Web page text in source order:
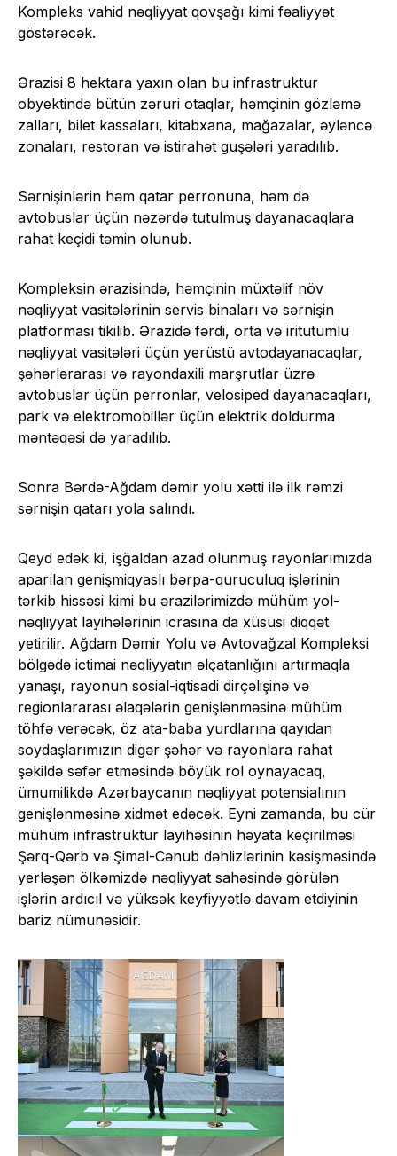
Kompleks vahid nəqliyyat qovşağı kimi fəaliyyət
göstərəcək.
Ərazisi 8 hektara yaxın olan bu infrastruktur
obyektində bütün zəruri otaqlar, həmçinin gözləmə
zalları, bilet kassaları, kitabxana, mağazalar, əyləncə
zonaları, restoran və istirahət guşələri yaradılıb.
Sərnişinlərin həm qatar perronuna, həm də
avtobuslar üçün nəzərdə tutulmuş dayanacaqlara
rahat keçidi təmin olunub.
Kompleksin ərazisində, həmçinin müxtəlif növ
nəqliyyat vasitələrinin servis binaları və sərnişin
platforması tikilib. Ərazidə fərdi, orta və iritutumlu
nəqliyyat vasitələri üçün yerüstü avtodayanacaqlar,
şəhərlərarası və rayondaxili marşrutlar üzrə
avtobuslar üçün perronlar, velosiped dayanacaqları,
park və elektromobillər üçün elektrik doldurma
məntəqəsi də yaradılıb.
Sonra Bərdə-Ağdam dəmir yolu xətti ilə ilk rəmzi
sərnişin qatarı yola salındı.
Qeyd edək ki, işğaldan azad olunmuş rayonlarımızda
aparılan genişmiqyaslı bərpa-quruculuq işlərinin
tərkib hissəsi kimi bu ərazilərimizdə mühüm yol-
nəqliyyat layihələrinin icrasına da xüsusi diqqət
yetirilir. Ağdam Dəmir Yolu və Avtovağzal Kompleksi
bölgədə ictimai nəqliyyatın əlçatanlığını artırmaqla
yanaşı, rayonun sosial-iqtisadi dirçəlişinə və
regionlararası əlaqələrin genişlənməsinə mühüm
töhfə verəcək, öz ata-baba yurdlarına qayıdan
soydaşlarımızın digər şəhər və rayonlara rahat
şəkildə səfər etməsində böyük rol oynayacaq,
ümumilikdə Azərbaycanın nəqliyyat potensialının
genişlənməsinə xidmət edəcək. Eyni zamanda, bu cür
mühüm infrastruktur layihəsinin həyata keçirilməsi
Şərq-Qərb və Şimal-Cənub dəhlizlərinin kəsişməsində
yerləşən ölkəmizdə nəqliyyat sahəsində görülən
işlərin ardıcıl və yüksək keyfiyyətlə davam etdiyinin
bariz nümunəsidir.